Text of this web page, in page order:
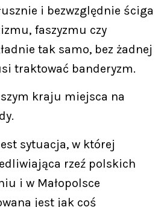
i bezwzględnie ściga
faszyzmu czy
tak samo, bez żadnej
traktować banderyzm.
kraju miejsca na
sytuacja, w której
rzeź polskich
i w Małopolsce
jest jak coś